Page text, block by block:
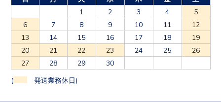
1
2 3 4
5
6
7 8 9 10 11
12
13
14 15 16 17 18
19
20
21 22 23 24 25
26
27
28 29 30